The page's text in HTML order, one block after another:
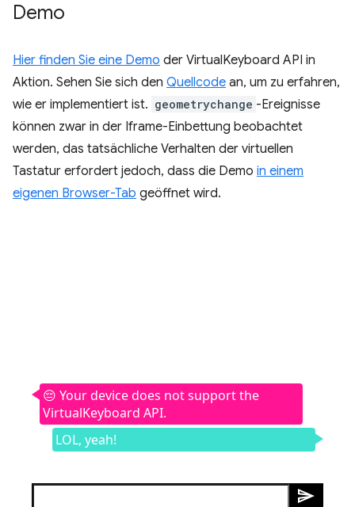
Demo
Hier finden Sie eine Demo der VirtualKeyboard API in
Aktion. Sehen Sie sich den Quellcode an, um zu erfahren,
wie er implementiert ist. geometrychange -Ereignisse
können zwar in der Iframe-Einbettung beobachtet
werden, das tatsächliche Verhalten der virtuellen
Tastatur erfordert jedoch, dass die Demo in einem
eigenen Browser-Tab geöffnet wird.